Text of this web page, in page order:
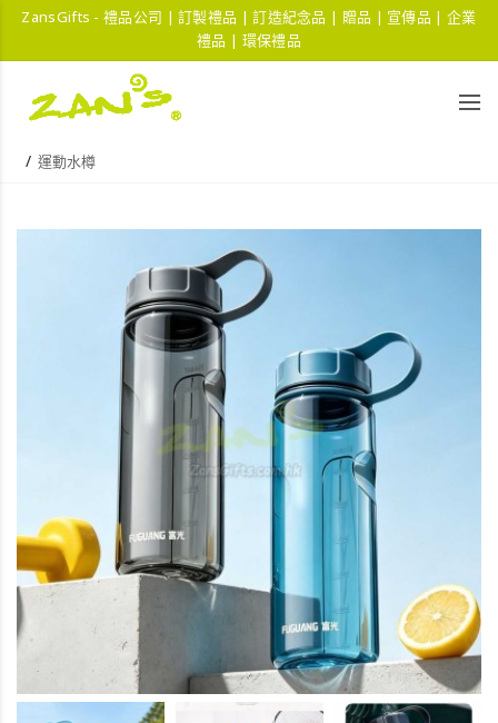
ZansGifts - 禮品公司 | 訂製禮品 | 訂造紀念品 | 贈品 | 宣傳品 | 企業
禮品 | 環保禮品
運動水樽